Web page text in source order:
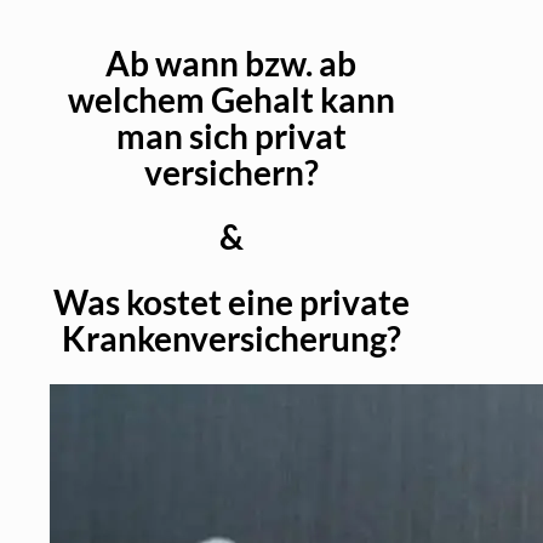
Ab wann bzw. ab
welchem Gehalt kann
man sich privat
versichern?
&
Was kostet eine private
Krankenversicherung?